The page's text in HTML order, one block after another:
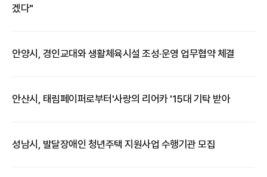
겠다"
안양시, 경인교대와 생활체육시설 조성·운영 업무협약 체결
​안산시, 태림페이퍼로부터'사랑의 리어카 '15대 기탁 받아
성남시, 발달장애인 청년주택 지원사업 수행기관 모집